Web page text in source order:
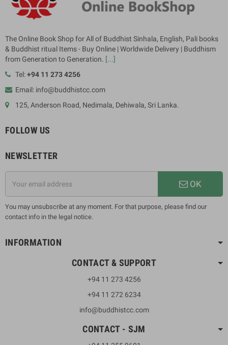
The Online Book Shop for All of Buddhist Sinhala, English, Pali books
& Buddhist ritual Items - Buy Online | Worldwide Delivery | Buddhism
from Generation to Generation. [...]
Tel:+94 11 273 4256
Email: info@buddhistcc.com
125, Anderson Road, Nedimala, Dehiwala, Sri Lanka.
FOLLOW US
NEWSLETTER
OK
You may unsubscribe at any moment. For that purpose, please find our
contact info in the legal notice.
INFORMATION
CONTACT & SUPPORT
+94 11 273 4256
+94 11 272 6234
info@buddhistcc.com
CONTACT - SJM